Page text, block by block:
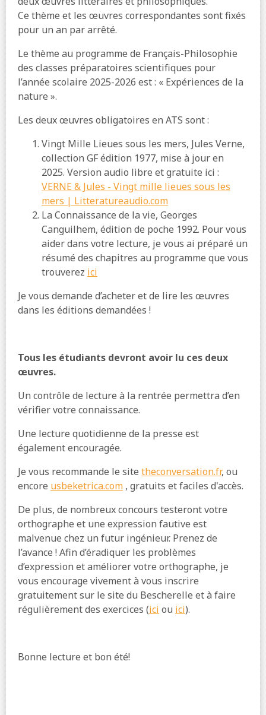
Ce thème et les œuvres correspondantes sont fixés
pour un an par arrêté.
Le thème au programme de Français-Philosophie
des classes préparatoires scientifiques pour
l’année scolaire 2025-2026 est : « Expériences de la
nature ».
Les deux œuvres obligatoires en ATS sont :
Vingt Mille Lieues sous les mers, Jules Verne,
collection GF édition 1977, mise à jour en
2025. Version audio libre et gratuite ici :
VERNE & Jules - Vingt mille lieues sous les
mers | Litteratureaudio.com
La Connaissance de la vie, Georges
Canguilhem, édition de poche 1992. Pour vous
aider dans votre lecture, je vous ai préparé un
résumé des chapitres au programme que vous
trouverez ici
Je vous demande d’acheter et de lire les œuvres
dans les éditions demandées !
Tous les étudiants devront avoir lu ces deux
œuvres.
Un contrôle de lecture à la rentrée permettra d’en
vérifier votre connaissance.
Une lecture quotidienne de la presse est
également encouragée.
Je vous recommande le site theconversation.fr, ou
encore usbeketrica.com , gratuits et faciles d'accès.
De plus, de nombreux concours testeront votre
orthographe et une expression fautive est
malvenue chez un futur ingénieur. Prenez de
l’avance ! Afin d’éradiquer les problèmes
d’expression et améliorer votre orthographe, je
vous encourage vivement à vous inscrire
gratuitement sur le site du Bescherelle et à faire
régulièrement des exercices (ici ou ici).
Bonne lecture et bon été!